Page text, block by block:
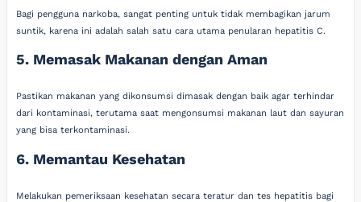
Bagi pengguna narkoba, sangat penting untuk tidak membagikan jarum
suntik, karena ini adalah salah satu cara utama penularan hepatitis C.
5. Memasak Makanan dengan Aman
Pastikan makanan yang dikonsumsi dimasak dengan baik agar terhindar
dari kontaminasi, terutama saat mengonsumsi makanan laut dan sayuran
yang bisa terkontaminasi.
6. Memantau Kesehatan
Melakukan pemeriksaan kesehatan secara teratur dan tes hepatitis bagi